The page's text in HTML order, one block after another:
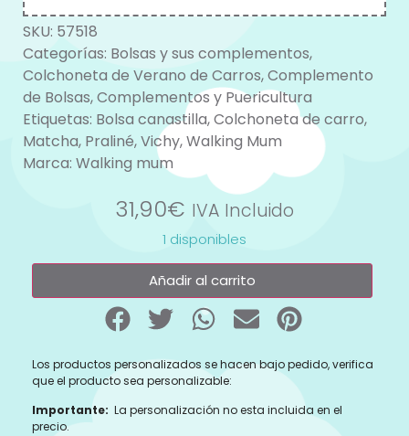
SKU: 57518
Categorías: Bolsas y sus complementos,
Colchoneta de Verano de Carros,Complemento
de Bolsas,Complementos y Puericultura
Etiquetas: Bolsa canastilla,Colchoneta de carro,
Matcha, Praliné,Vichy,Walking Mum
Marca: Walking mum
31,90€ IVA Incluido
1 disponibles
Añadir al carrito
Los productos personalizados se hacen bajo pedido, verifica
que el producto sea personalizable:
Importante: La personalización no esta incluida en el
precio.